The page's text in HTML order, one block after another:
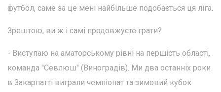
футбол, саме за це мені найбільше подобається ця ліга.
Зрештою, ви ж і самі продовжуєте грати?
- Виступаю на аматорському рівні на першість області,
команда "Севлюш" (Виноградів). Ми два останніх роки
в Закарпатті виграли чемпіонат та зимовий кубок